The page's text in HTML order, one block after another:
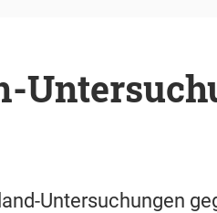
Untersuchungen